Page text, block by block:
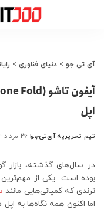
آی تی جو > دنیای فناوری >
اپل
ارسال
توسط
تیم تحریریه آی‌تی‌جو ۲۶ مرداد ۱۴۰۴
در سال‌های گذشته،
بوده است. یکی از
ترندی که کمپانی‌هایی مانند
اما اکنون همه نگاه‌ها به